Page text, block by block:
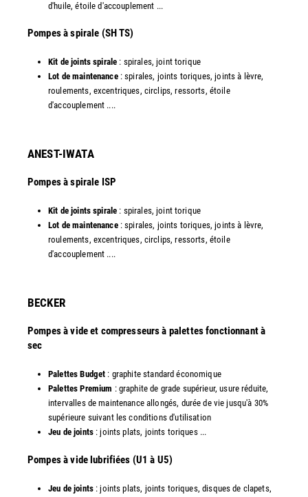
d'huile, étoile d'accouplement ...​
​Pompes à spirale (SH TS)
Kit de joints spirale : spirales, joint torique
Lot de maintenance: spirales, joints toriques, joints à lèvre,
roulements, excentriques, circlips, ressorts, étoile
d'accouplement ....​
ANEST-IWATA
Pompes à spirale ISP
Kit de joints spirale : spirales, joint torique
Lot de maintenance: spirales, joints toriques, joints à lèvre,
roulements, excentriques, circlips, ressorts, étoile
d'accouplement ....
​BECKER
Pompes à vide et compresseurs à palettes fonctionnant à
sec
Palettes Budget : graphite standard économique
Palettes Premium : graphite de grade supérieur, usure réduite,
intervalles de maintenance allongés, durée de vie jusqu'à 30%
supérieure suivant les conditions d'utilisation
Jeu de joints: joints plats, joints toriques ...
​Pompes à vide lubrifiées (U1 à U5)
Jeu de joints: joints plats, joints toriques, disques de clapets,